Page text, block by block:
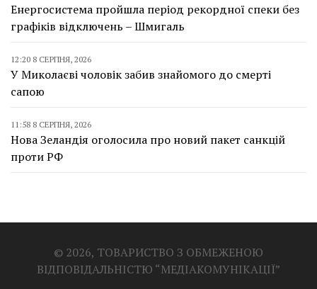
Енергосистема пройшла період рекордної спеки без
графіків відключень – Шмигаль
12:20 8 СЕРПНЯ, 2026
У Миколаєві чоловік забив знайомого до смерті
сапою
11:58 8 СЕРПНЯ, 2026
Нова Зеландія оголосила про новий пакет санкцій
проти РФ
© 2026, ТОВАРИСТВО З ОБМЕЖЕНОЮ
ВІДПОВІДАЛЬНІСТЮ “МЕДІАКОМУНІКАЦІЇ”